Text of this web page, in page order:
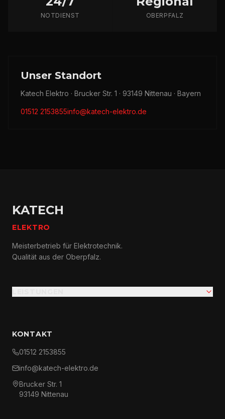
NOTDIENST OBERPFALZ
Unser Standort
Katech Elektro · Brucker Str. 1 · 93149 Nittenau · Bayern
01512 2153855info@katech-elektro.de
KATECH
ELEKTRO
Meisterbetrieb für Elektrotechnik.
Qualität aus der Oberpfalz.
KONTAKT
01512 2153855
info@katech-elektro.de
Brucker Str. 1
93149 Nittenau